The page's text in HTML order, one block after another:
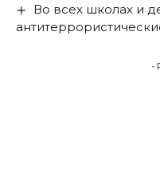
Во всех школах и
-